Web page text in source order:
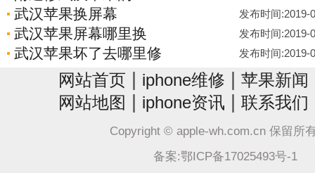
武汉苹果换屏幕 发布时间:2019-
武汉苹果屏幕哪里换 发布时间:2019-
武汉苹果坏了去哪里修 发布时间:2019-
网站首页 iphone维修 苹果新闻
网站地图 iphone资讯 联系我们
Copyright © apple-wh.com.cn 保留所
备案:鄂ICP备17025493号-1